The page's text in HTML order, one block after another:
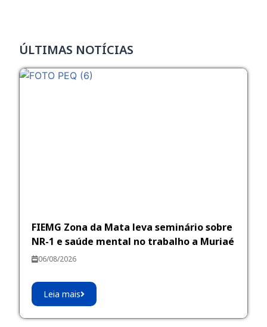
ÚLTIMAS NOTÍCIAS
FIEMG Zona da Mata leva seminário sobre
NR-1 e saúde mental no trabalho a Muriaé
06/08/2026
Leia mais